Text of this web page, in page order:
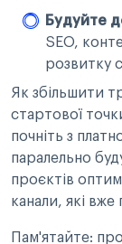
Будуйте
SEO,
розвитку
Як збільшити
стартової
почніть з
паралельно
проєктів
канали, які
Пам'ятайте: